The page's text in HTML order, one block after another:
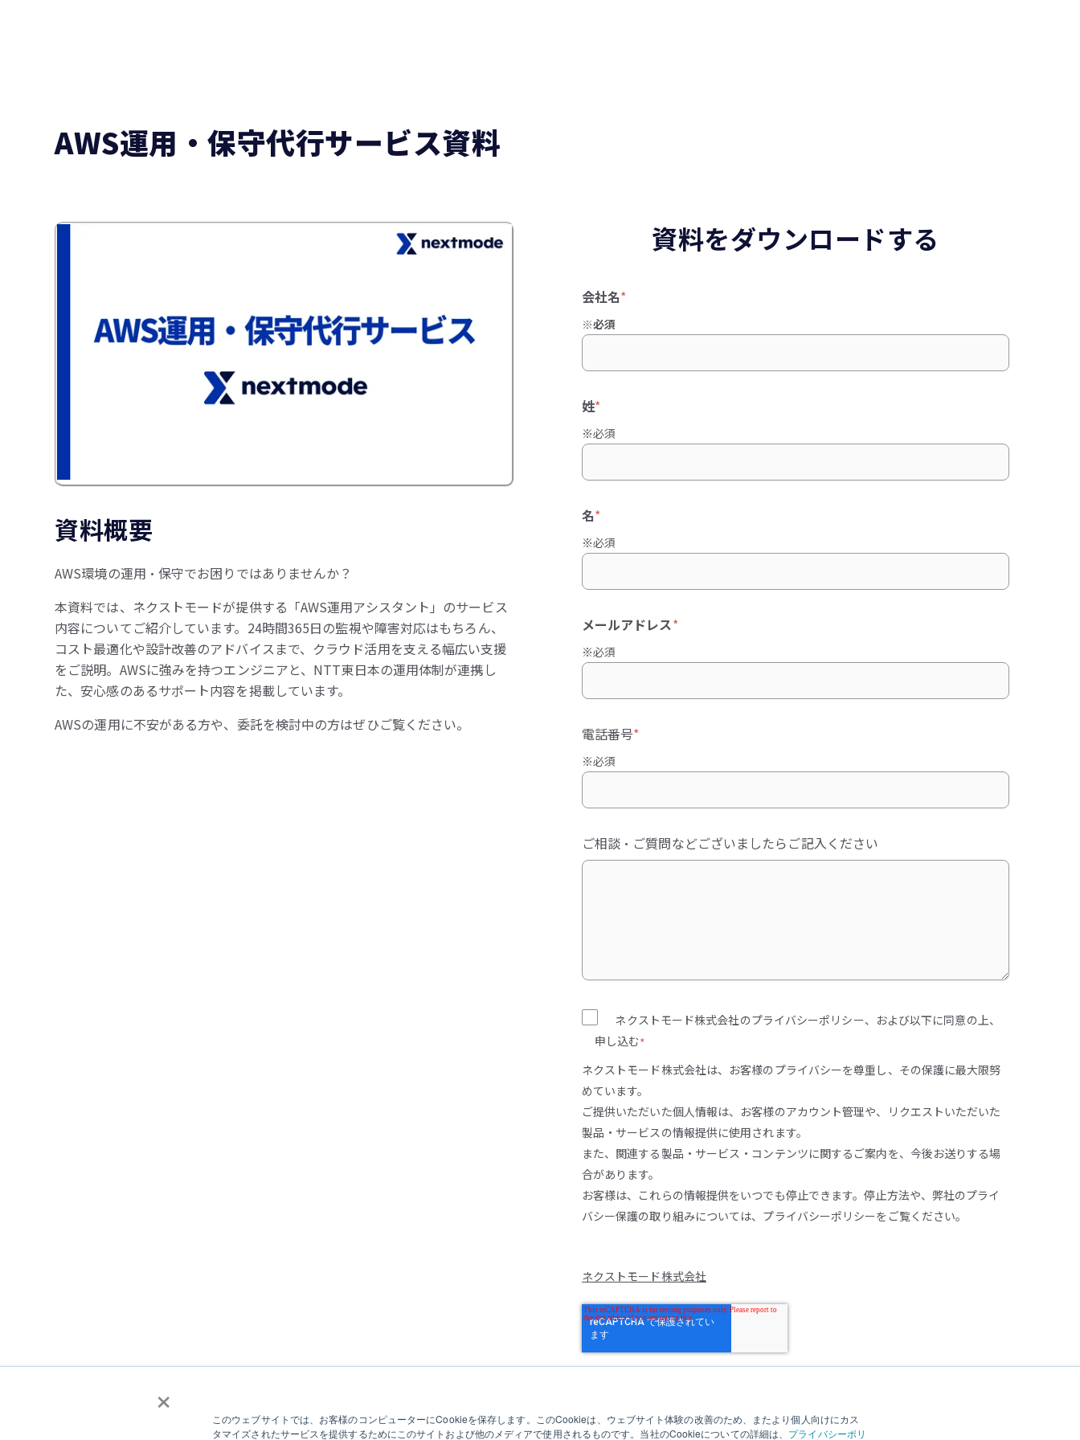
×
このウェブサイトでは、お客様のコンピューターにCookieを保存します。このCookieは、ウェブサイト体験の改善のため、またより個人向けにカス
タマイズされたサービスを提供するためにこのサイトおよび他のメディアで使用されるものです。当社のCookieについての詳細は、 プライバシーポリ
AWS運用・保守代行サービス資料
資料概要
AWS環境の運用・保守でお困りではありませんか？
本資料では、ネクストモードが提供する「AWS運用アシスタント」のサービス
内容についてご紹介しています。24時間365日の監視や障害対応はもちろん、
コスト最適化や設計改善のアドバイスまで、クラウド活用を支える幅広い支援
をご説明。AWSに強みを持つエンジニアと、NTT東日本の運用体制が連携し
た、安心感のあるサポート内容を掲載しています。
AWSの運用に不安がある方や、委託を検討中の方はぜひご覧ください。
資料をダウンロードする
会社名*
※必須
姓*
※必須
名*
※必須
メールアドレス*
※必須
電話番号*
※必須
ご相談・ご質問などございましたらご記入ください
ネクストモード株式会社のプライバシーポリシー、および以下に同意の上、
申し込む*
ネクストモード株式会社は、お客様のプライバシーを尊重し、その保護に最大限努
めています。
ご提供いただいた個人情報は、お客様のアカウント管理や、リクエストいただいた
製品・サービスの情報提供に使用されます。
また、関連する製品・サービス・コンテンツに関するご案内を、今後お送りする場
合があります。
お客様は、これらの情報提供をいつでも停止できます。停止方法や、弊社のプライ
バシー保護の取り組みについては、 プライバシーポリシーをご覧ください。
ネクストモード株式会社